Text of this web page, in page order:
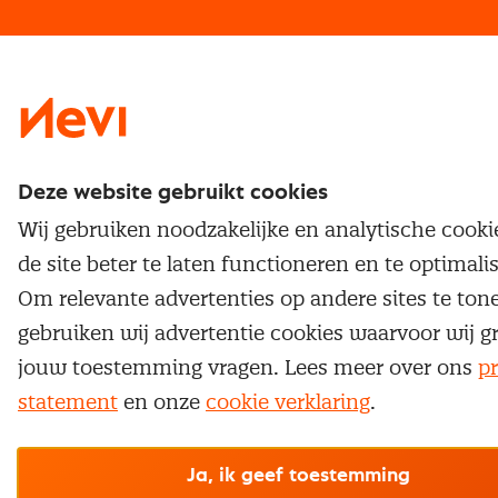
Traineeship
Nevi 2
Deze website gebruikt cookies
Wij gebruiken noodzakelijke en analytische
de site beter te laten functioneren en te
Om relevante advertenties op andere sites te
gebruiken wij advertentie cookies waarvoor wij
jouw toestemming vragen. Lees meer over ons
statement en onze cookie verklaring.
Ja, ik geef toestemming